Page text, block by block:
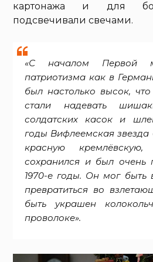
картонажа и для
подсвечивали свечами.
«С началом Первой
патриотизма как в
был настолько высок,
стали надевать
солдатских касок и
годы Вифлеемская
красную
сохранился и был очень
1970-е годы. Он мог быть
превратиться во
быть украшен
проволоке».